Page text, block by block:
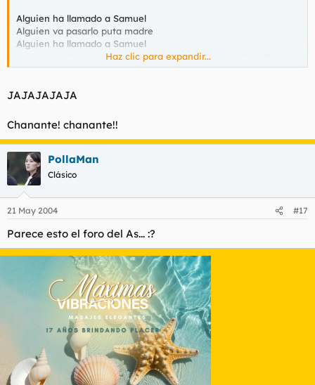
Alguien ha llamado a Samuel
Alguien va pasarlo puta madre
Alguien ha llamado a Samuel
ALGUIEN VA PASARLOOOOO PUTA
SAMUEL, ES SAMUEL
SAMUEL, ES SAMUEL
Haz clic para expandir...
JAJAJAJAJA
Chanante! chanante!!
PollaMan
Clásico
21 May 2004 #17
Parece esto el foro del As... :?